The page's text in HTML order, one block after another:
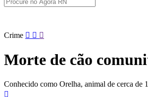
Pular
conteúdo
Crime
Morte de cão
Conhecido como Orelha, animal de cerca de